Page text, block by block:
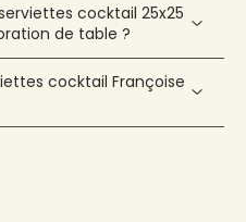
cocktail 25x25
de table ?
cocktail Françoise